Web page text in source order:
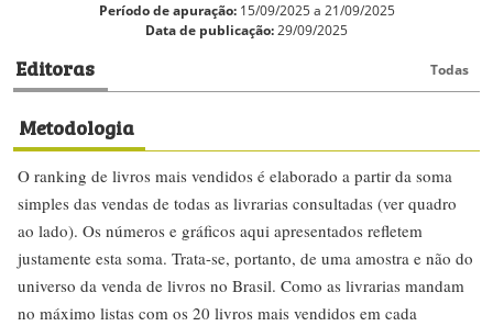
Período de apuração:15/09/2025 a 21/09/2025
Data de publicação:29/09/2025
Editoras Todas
Metodologia
O ranking de livros mais vendidos é elaborado a partir da soma
simples das vendas de todas as livrarias consultadas (ver quadro
ao lado). Os números e gráficos aqui apresentados refletem
justamente esta soma. Trata-se, portanto, de uma amostra e não do
universo da venda de livros no Brasil. Como as livrarias mandam
no máximo listas com os 20 livros mais vendidos em cada